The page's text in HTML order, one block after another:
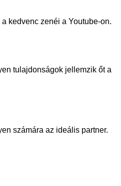
a kedvenc zenéi a Youtube-on.
tulajdonságok jellemzik őt a
számára az ideális partner.